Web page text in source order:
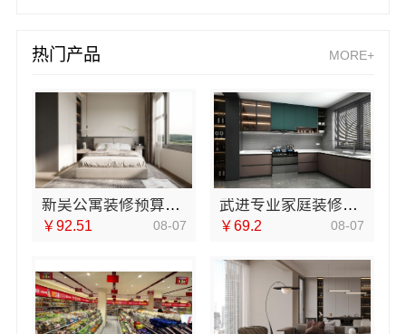
热门产品 MORE+
新吴公寓装修预算是多少？无锡亿莱居装饰工程材料有限公司帮您规划
￥92.51 08-07
武进专业家庭装修效果图，常州宜居佳装饰设计方案展示
￥69.2 08-07